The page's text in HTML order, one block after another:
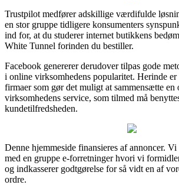
Trustpilot medfører adskillige værdifulde
en stor gruppe tidligere konsumenters
ind for, at du studerer internet butikkens
White Tunnel forinden du bestiller.
Facebook genererer derudover tilpas gode
i online virksomhedens popularitet. Herinde
firmaer som gør det muligt at sammensætte en
virksomhedens service, som tilmed må
kundetilfredsheden.
Denne hjemmeside finansieres af annoncer.
med en gruppe e-forretninger hvori vi
og indkasserer godtgørelse for så vidt en af
ordre.